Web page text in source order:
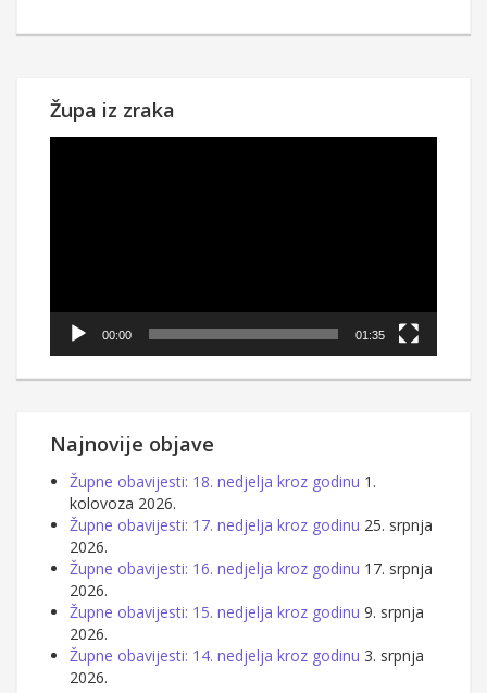
Župa iz zraka
00:00 01:35
Najnovije objave
Župne obavijesti: 18. nedjelja kroz godinu 1.
kolovoza 2026.
Župne obavijesti: 17. nedjelja kroz godinu 25. srpnja
2026.
Župne obavijesti: 16. nedjelja kroz godinu 17. srpnja
2026.
Župne obavijesti: 15. nedjelja kroz godinu 9. srpnja
2026.
Župne obavijesti: 14. nedjelja kroz godinu 3. srpnja
2026.